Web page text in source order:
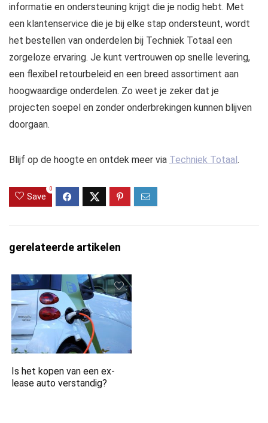
informatie en ondersteuning krijgt die je nodig hebt. Met
een klantenservice die je bij elke stap ondersteunt, wordt
het bestellen van onderdelen bij Techniek Totaal een
zorgeloze ervaring. Je kunt vertrouwen op snelle levering,
een flexibel retourbeleid en een breed assortiment aan
hoogwaardige onderdelen. Zo weet je zeker dat je
projecten soepel en zonder onderbrekingen kunnen blijven
doorgaan.
Blijf op de hoogte en ontdek meer via Techniek Totaal .
Save
0
gerelateerde artikelen
Is het kopen van een ex-
lease auto verstandig?